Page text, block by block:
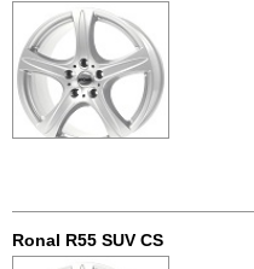
Ronal R55 SUV CS